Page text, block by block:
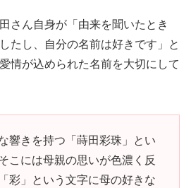
さん自身が「由来を聞いたとき
たし、自分の名前は好きです」と
情が込められた名前を大切にして
響きを持つ「蒔田彩珠」とい
こには母親の思いが色濃く反
彩」という文字に母の好きな